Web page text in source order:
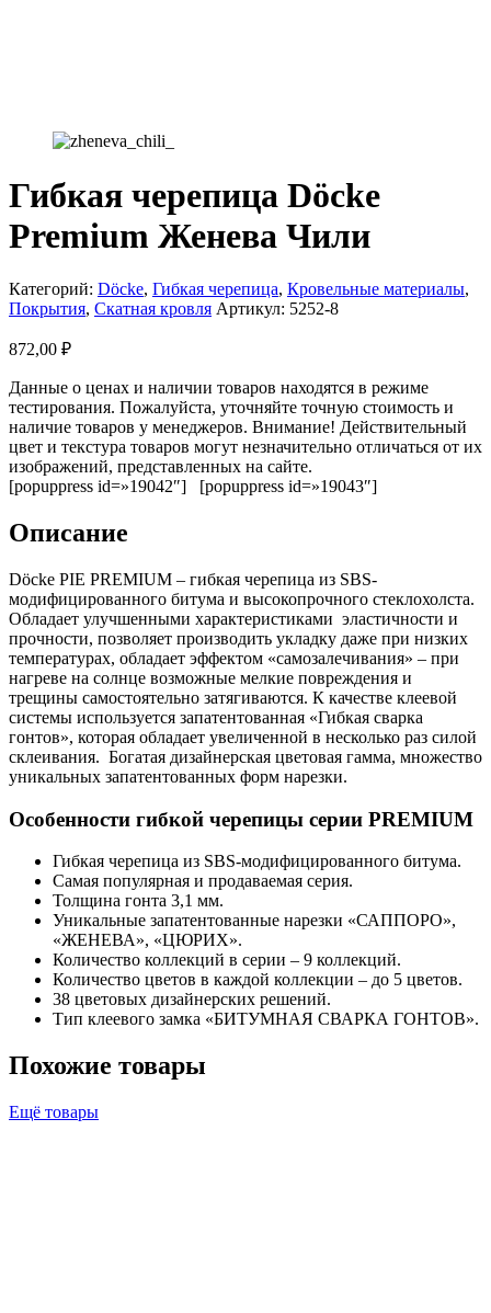
Гибкая черепица Döcke
Premium Женева Чили
Категорий: Döcke, Гибкая черепица, Кровельные материалы,
Покрытия, Скатная кровля Артикул: 5252-8
872,00 ₽
Данные о ценах и наличии товаров находятся в режиме
тестирования. Пожалуйста, уточняйте точную стоимость и
наличие товаров у менеджеров. Внимание! Действительный
цвет и текстура товаров могут незначительно отличаться от их
изображений, представленных на сайте.
[popuppress id=»19042″] [popuppress id=»19043″]
Описание
Döcke PIE PREMIUM – гибкая черепица из SBS-
модифицированного битума и высокопрочного стеклохолста.
Обладает улучшенными характеристиками эластичности и
прочности, позволяет производить укладку даже при низких
температурах, обладает эффектом «самозалечивания» – при
нагреве на солнце возможные мелкие повреждения и
трещины самостоятельно затягиваются. К качестве клеевой
системы используется запатентованная «Гибкая сварка
гонтов», которая обладает увеличенной в несколько раз силой
склеивания. Богатая дизайнерская цветовая гамма, множество
уникальных запатентованных форм нарезки.
Особенности гибкой черепицы серии PREMIUM
Гибкая черепица из SBS-модифицированного битума.
Самая популярная и продаваемая серия.
Толщина гонта 3,1 мм.
Уникальные запатентованные нарезки «САППОРО»,
«ЖЕНЕВА», «ЦЮРИХ».
Количество коллекций в серии – 9 коллекций.
Количество цветов в каждой коллекции – до 5 цветов.
38 цветовых дизайнерских решений.
Тип клеевого замка «БИТУМНАЯ СВАРКА ГОНТОВ».
Похожие товары
Ещё товары